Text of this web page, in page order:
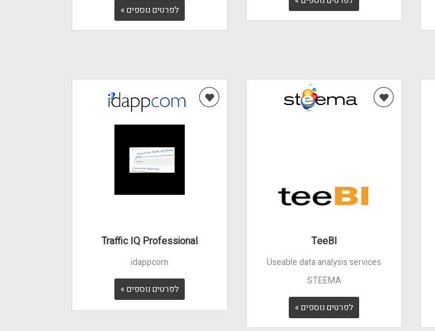
לפרטים נוספים »
TeeBI
Useable data analysis services
STEEMA
לפרטים נוספים »
Traffic IQ Professional
idappcom
לפרטים נוספים »